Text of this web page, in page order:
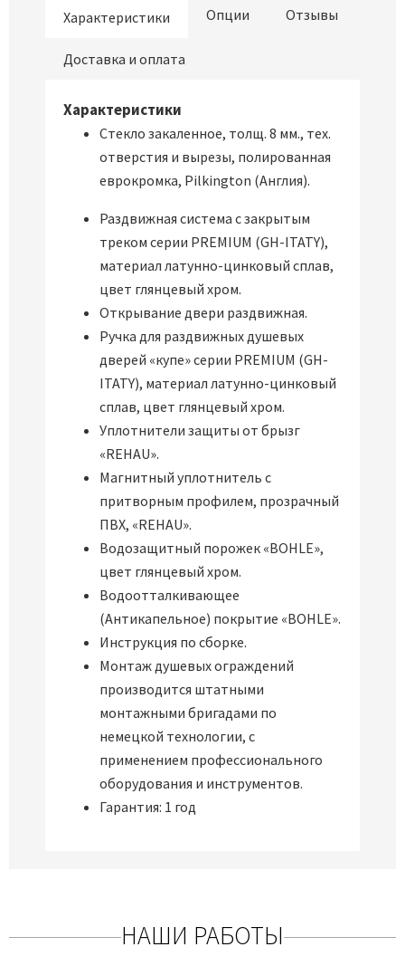
Характеристики Опции Отзывы
Доставка и оплата
Характеристики
Стекло закаленное, толщ. 8 мм., тех.
отверстия и вырезы, полированная
еврокромка, Pilkington (Англия).
Раздвижная система с закрытым
треком серии PREMIUM (GH-ITATY),
материал латунно-цинковый сплав,
цвет глянцевый хром.
Открывание двери раздвижная.
Ручка для раздвижных душевых
дверей «купе» серии PREMIUM (GH-
ITATY), материал латунно-цинковый
сплав, цвет глянцевый хром.
Уплотнители защиты от брызг
«REHAU».
Магнитный уплотнитель с
притворным профилем, прозрачный
ПВХ, «REHAU».
Водозащитный порожек «BOHLE»,
цвет глянцевый хром.
Водоотталкивающее
(Антикапельное) покрытие «BOHLE».
Инструкция по сборке.
Монтаж душевых ограждений
производится штатными
монтажными бригадами по
немецкой технологии, с
применением профессионального
оборудования и инструментов.
Гарантия: 1 год
НАШИ РАБОТЫ